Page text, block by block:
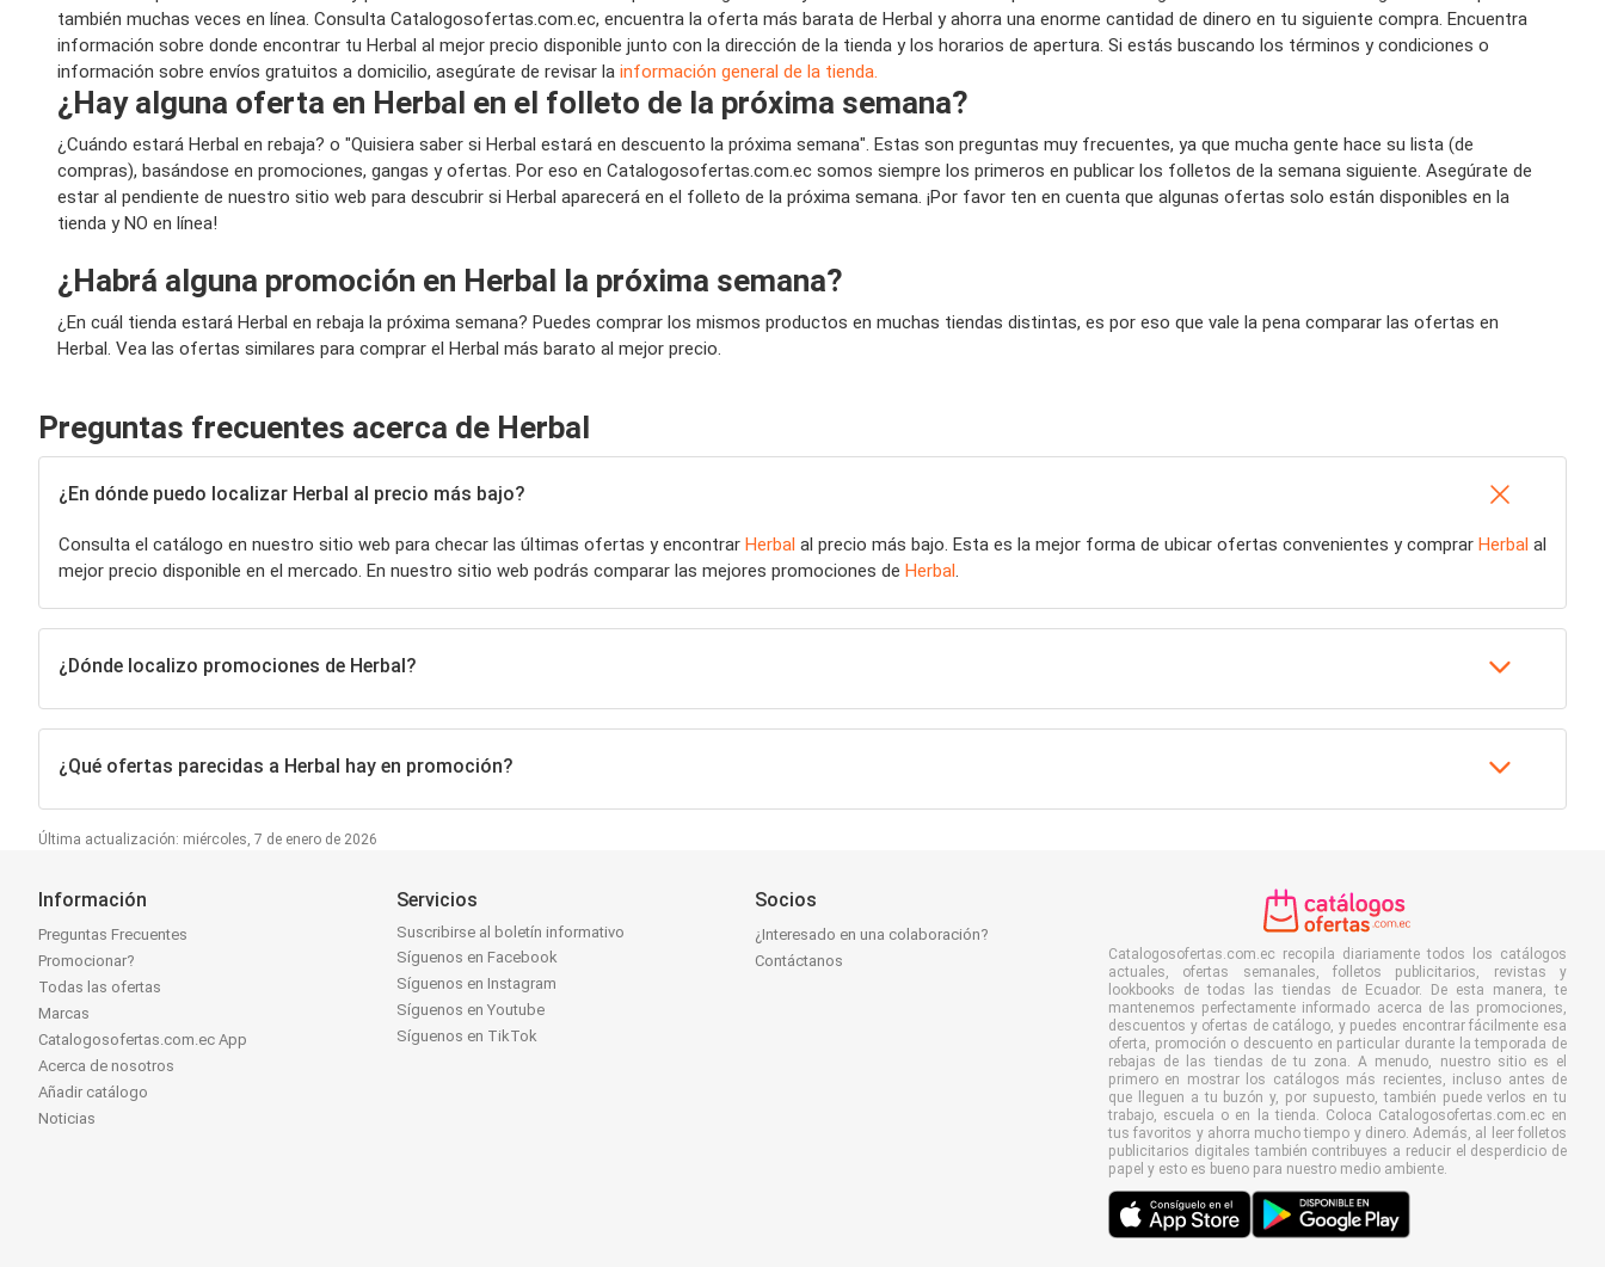
también muchas veces en línea. Consulta Catalogosofertas.com.ec, encuentra la oferta más barata de Herbal y ahorra una enorme cantidad de dinero en tu siguiente compra. Encuentra
información sobre donde encontrar tu Herbal al mejor precio disponible junto con la dirección de la tienda y los horarios de apertura. Si estás buscando los términos y condiciones o
información sobre envíos gratuitos a domicilio, asegúrate de revisar la información general de la tienda.
¿Hay alguna oferta en Herbal en el folleto de la próxima semana?
¿Cuándo estará Herbal en rebaja? o "Quisiera saber si Herbal estará en descuento la próxima semana". Estas son preguntas muy frecuentes, ya que mucha gente hace su lista (de
compras), basándose en promociones, gangas y ofertas. Por eso en Catalogosofertas.com.ec somos siempre los primeros en publicar los folletos de la semana siguiente. Asegúrate de
estar al pendiente de nuestro sitio web para descubrir si Herbal aparecerá en el folleto de la próxima semana. ¡Por favor ten en cuenta que algunas ofertas solo están disponibles en la
tienda y NO en línea!
¿Habrá alguna promoción en Herbal la próxima semana?
¿En cuál tienda estará Herbal en rebaja la próxima semana? Puedes comprar los mismos productos en muchas tiendas distintas, es por eso que vale la pena comparar las ofertas en
Herbal. Vea las ofertas similares para comprar el Herbal más barato al mejor precio.
Preguntas frecuentes acerca de Herbal
¿En dónde puedo localizar Herbal al precio más bajo?
Consulta el catálogo en nuestro sitio web para checar las últimas ofertas y encontrar Herbal al precio más bajo. Esta es la mejor forma de ubicar ofertas convenientes y comprar Herbal al
mejor precio disponible en el mercado. En nuestro sitio web podrás comparar las mejores promociones de Herbal
¿Dónde localizo promociones de Herbal?
¿Qué ofertas parecidas a Herbal hay en promoción?
Última actualización: miércoles, 7 de enero de 2026
Información
Preguntas Frecuentes
Promocionar?
Todas las ofertas
Marcas
Catalogosofertas.com.ec App
Acerca de nosotros
Añadir catálogo
Noticias
Servicios
Suscribirse al boletín informativo
Síguenos en Facebook
Síguenos en Instagram
Síguenos en Youtube
Síguenos en TikTok
Socios
¿Interesado en una colaboración?
Contáctanos
Catalogosofertas.com.ec recopila diariamente todos los catálogos
actuales, ofertas semanales, folletos publicitarios, revistas y
lookbooks de todas las tiendas de Ecuador. De esta manera, te
mantenemos perfectamente informado acerca de las promociones,
descuentos y ofertas de catálogo, y puedes encontrar fácilmente esa
oferta, promoción o descuento en particular durante la temporada de
rebajas de las tiendas de tu zona. A menudo, nuestro sitio es el
primero en mostrar los catálogos más recientes, incluso antes de
que lleguen a tu buzón y, por supuesto, también puede verlos en tu
trabajo, escuela o en la tienda. Coloca Catalogosofertas.com.ec en
tus favoritos y ahorra mucho tiempo y dinero. Además, al leer folletos
publicitarios digitales también contribuyes a reducir el desperdicio de
papel y esto es bueno para nuestro medio ambiente.